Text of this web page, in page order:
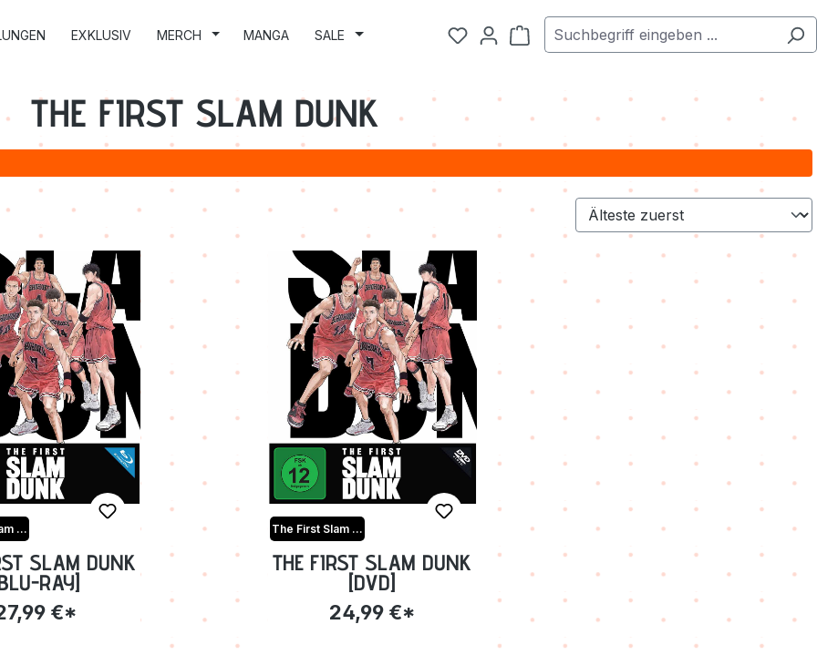
EXKLUSIV MERCH MANGA SALE Warenkorb enthält 0 Positionen. Der
THE FIRST SLAM DUNK
The First Slam Dunk
SLAM DUNK
RAY]
€*
The First Slam Dunk
THE FIRST SLAM DUNK
[DVD]
24,99 €*